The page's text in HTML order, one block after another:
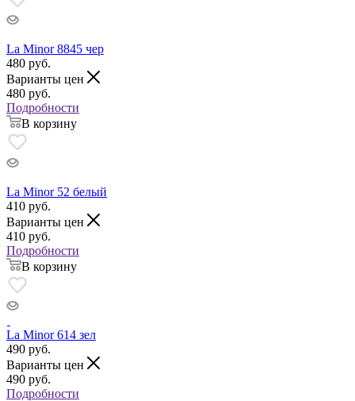
La Minor 8845 чер
480 руб.
Варианты цен
480 руб.
Подробности
В корзину
La Minor 52 белый
410 руб.
Варианты цен
410 руб.
Подробности
В корзину
La Minor 614 зел
490 руб.
Варианты цен
490 руб.
Подробности